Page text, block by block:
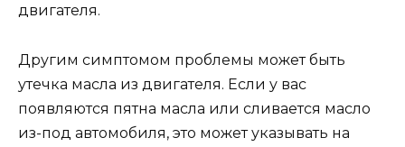
двигателя.
Другим симптомом проблемы может быть
утечка масла из двигателя. Если у вас
появляются пятна масла или сливается масло
из-под автомобиля, это может указывать на